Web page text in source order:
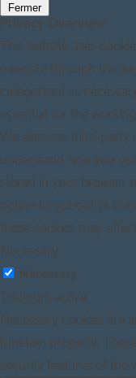
Fermer
Privacy Overview
This website uses
navigate through the
categorized as
essential for the
We also use third-party
understand how you
stored in your browser
option to opt-out of
these cookies may
Necessary
Necessary
Toujours activé
Necessary cookies are
function properly.
security features of the